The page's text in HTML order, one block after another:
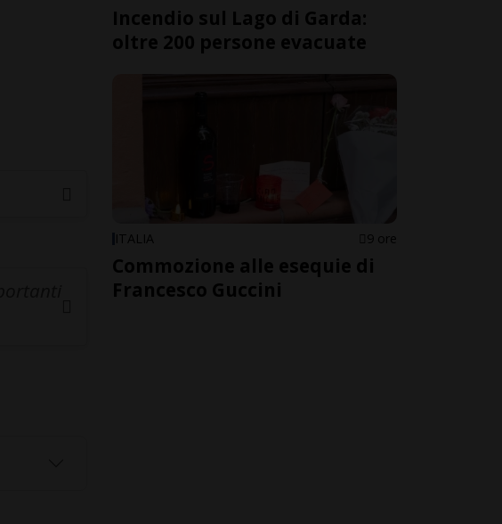
Incendio sul Lago di Garda:
oltre 200 persone evacuate
ITALIA 9 ore
Commozione alle esequie di
Francesco Guccini